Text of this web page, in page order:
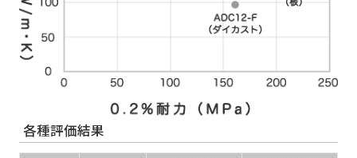
各種評価結果